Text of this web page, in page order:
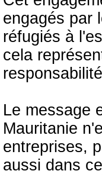
engagés par
réfugiés à
cela
Le message
Mauritanie
entreprises,
aussi dans